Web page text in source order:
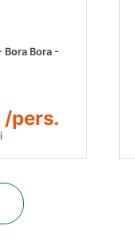
Bora Bora -
/pers.